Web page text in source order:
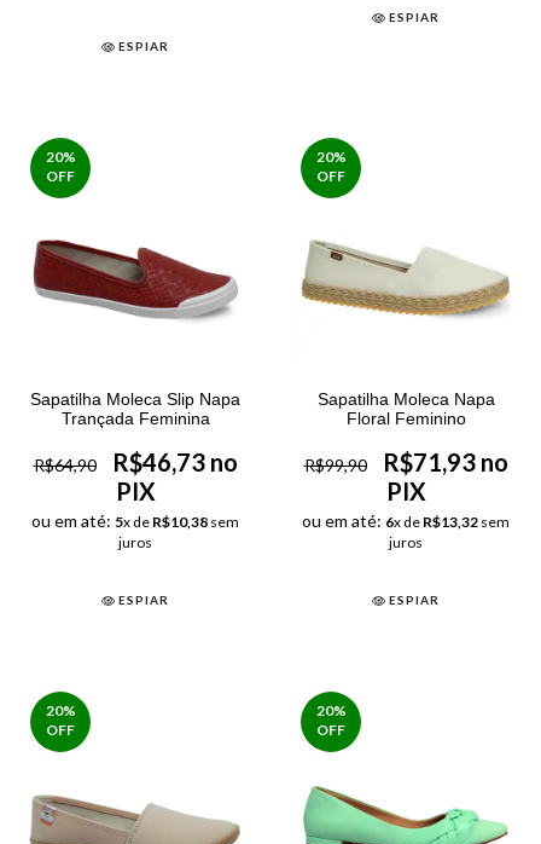
ESPIAR
ESPIAR
20%
OFF
Sapatilha Moleca Slip Napa
Trançada Feminina
R$64,90
R$46,73 no
PIX
ou em até: 5x de R$10,38 sem
juros
ESPIAR
20%
OFF
Sapatilha Moleca Napa
Floral Feminino
R$99,90
R$71,93 no
PIX
ou em até: 6x de R$13,32 sem
juros
ESPIAR
20%
OFF
20%
OFF